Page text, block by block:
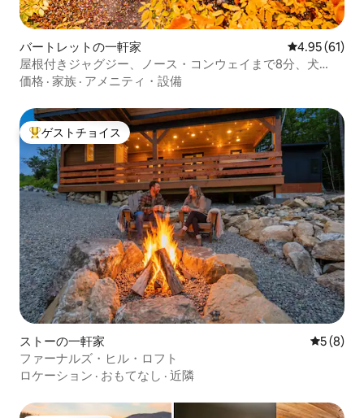
バートレットの一軒家 レビュー61
4.95 (61)
屋根付きジャグジー、ノース・コンウェイまで8分、犬
OK！
価格 · 家族 · アメニティ・設備
大好評のゲストチョイスです。
ゲストチョイス
ストーの一軒家 レビュー
5 (8)
ファーナルズ・ヒル・ロフト
ロケーション · おもてなし · 近隣